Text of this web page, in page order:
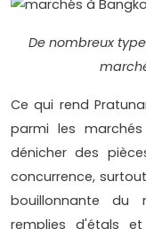
De nombreux
Ce qui rend
parmi les
dénicher des
concurrence,
bouillonnante du
remplies d'étals